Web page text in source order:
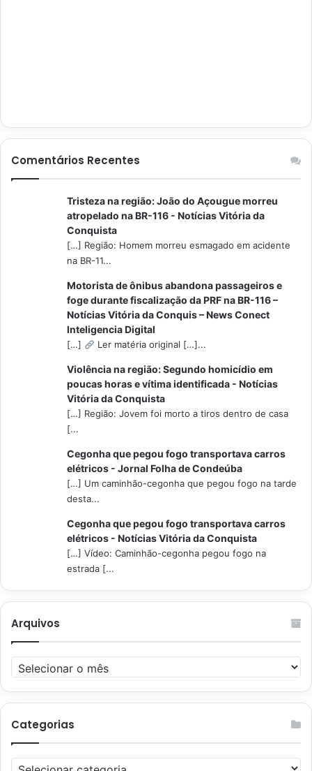
Comentários Recentes
Tristeza na região: João do Açougue morreu
atropelado na BR-116 - Notícias Vitória da
Conquista
[…] Região: Homem morreu esmagado em acidente
na BR-11...
Motorista de ônibus abandona passageiros e
foge durante fiscalização da PRF na BR-116 –
Notícias Vitória da Conquis – News Conect
Inteligencia Digital
[…] Ler matéria original […]...
Violência na região: Segundo homicídio em
poucas horas e vítima identificada - Notícias
Vitória da Conquista
[…] Região: Jovem foi morto a tiros dentro de casa
[...
Cegonha que pegou fogo transportava carros
elétricos - Jornal Folha de Condeúba
[…] Um caminhão-cegonha que pegou fogo na tarde
desta...
Cegonha que pegou fogo transportava carros
elétricos - Notícias Vitória da Conquista
[…] Vídeo: Caminhão-cegonha pegou fogo na
estrada [...
Arquivos
Arquivos
Categorias
Categorias